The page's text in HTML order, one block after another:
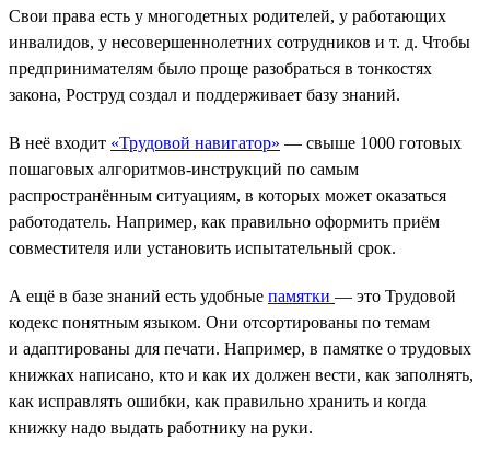
Свои права есть у многодетных родителей, у работающих
инвалидов, у несовершеннолетних сотрудников и т. д. Чтобы
предпринимателям было проще разобраться в тонкостях
закона, Роструд создал и поддерживает базу знаний.
В неё входит «Трудовой навигатор» — свыше 1000 готовых
пошаговых алгоритмов-инструкций по самым
распространённым ситуациям, в которых может оказаться
работодатель. Например, как правильно оформить приём
совместителя или установить испытательный срок.
А ещё в базе знаний есть удобные памятки — это Трудовой
кодекс понятным языком. Они отсортированы по темам
и адаптированы для печати. Например, в памятке о трудовых
книжках написано, кто и как их должен вести, как заполнять,
как исправлять ошибки, как правильно хранить и когда
книжку надо выдать работнику на руки.